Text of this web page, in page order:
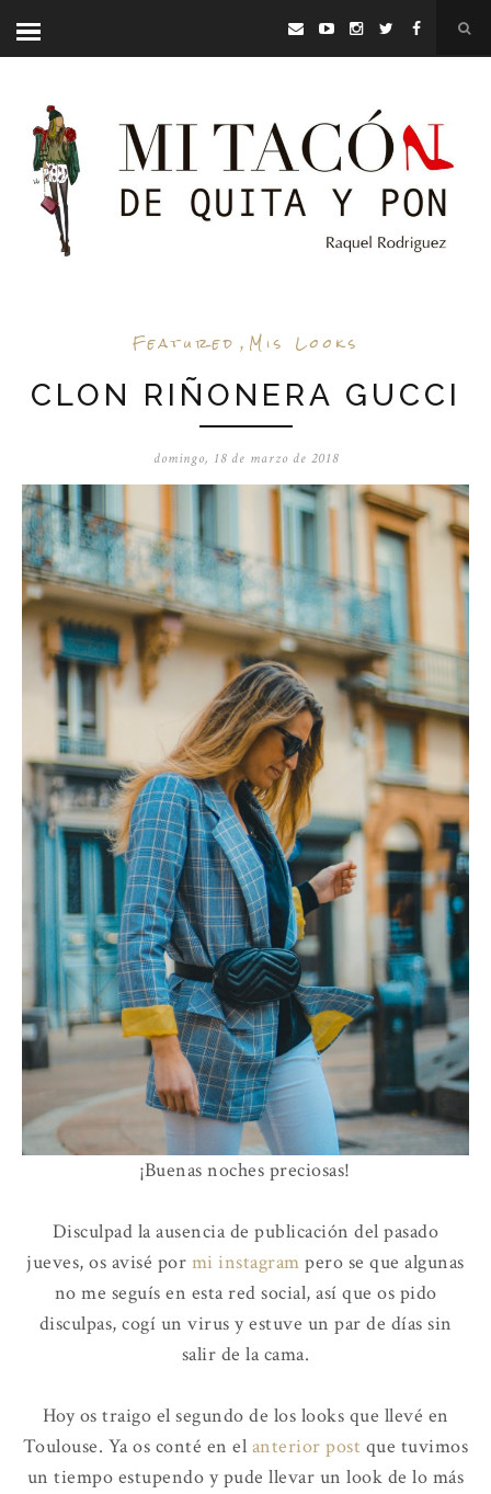
Featured , Mis Looks
CLON RIÑONERA GUCCI
domingo, 18 de marzo de 2018
¡Buenas noches preciosas!
Disculpad la ausencia de publicación del pasado
jueves, os avisé por mi instagram pero se que algunas
no me seguís en esta red social, así que os pido
disculpas, cogí un virus y estuve un par de días sin
salir de la cama.
Hoy os traigo el segundo de los looks que llevé en
Toulouse. Ya os conté en el anterior post que tuvimos
un tiempo estupendo y pude llevar un look de lo más